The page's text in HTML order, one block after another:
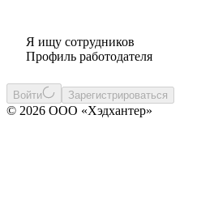
Я ищу сотрудников
Профиль работодателя
Войти Зарегистрироваться
© 2026 ООО «Хэдхантер»